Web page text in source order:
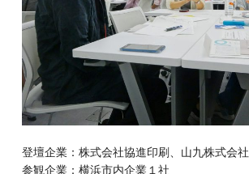
登壇企業：株式会社協進印刷、山九株式会社
参観企業：横浜市内企業１社